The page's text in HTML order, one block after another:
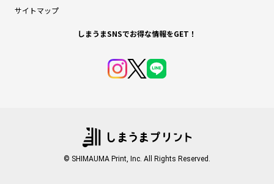
サイトマップ
しまうまSNSでお得な情報をGET！
© SHIMAUMA Print, Inc. All Rights Reserved.